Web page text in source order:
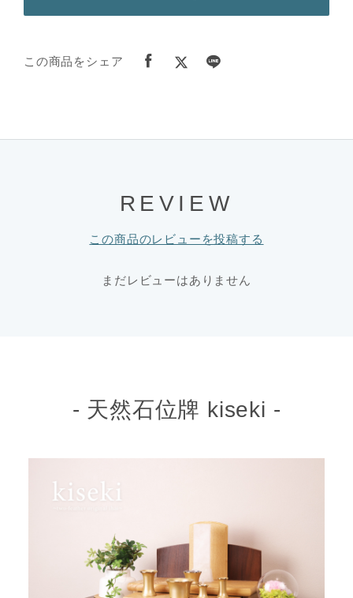
この商品をシェア
REVIEW
この商品のレビューを投稿する
まだレビューはありません
- 天然石位牌 kiseki -